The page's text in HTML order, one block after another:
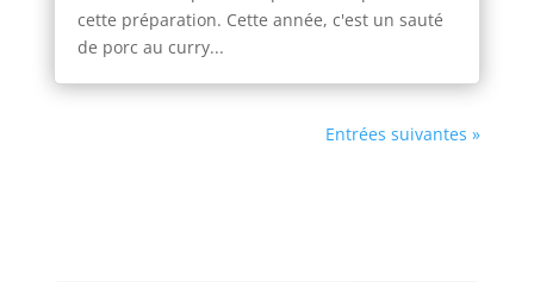
cette préparation. Cette année, c'est un sauté
de porc au curry...
Entrées suivantes »